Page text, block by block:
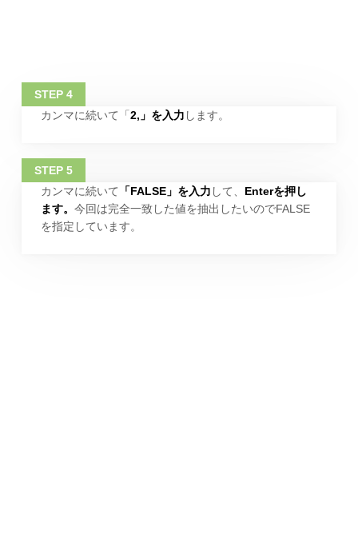
カンマに続いて「 2,」を入力 します。
カンマに続いて 「FALSE」を入力 して、 Enterを押し
ます。 今回は完全一致した値を抽出したいのでFALSE
を指定しています。